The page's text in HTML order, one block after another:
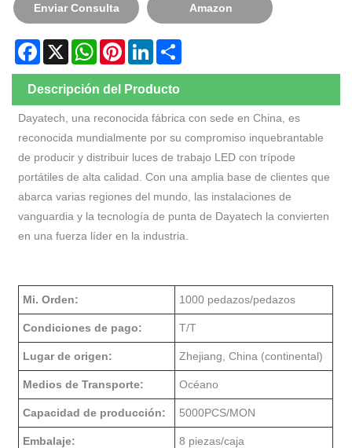
Enviar Consulta Amazon
Facebook
X WhatsApp
PinterestLinkedIn
Descripción del Producto
Dayatech, una reconocida fábrica con sede en China, es
reconocida mundialmente por su compromiso inquebrantable
de producir y distribuir luces de trabajo LED con trípode
portátiles de alta calidad. Con una amplia base de clientes que
abarca varias regiones del mundo, las instalaciones de
vanguardia y la tecnología de punta de Dayatech la convierten
en una fuerza líder en la industria.
Mi. Orden: 1000 pedazos/pedazos
Condiciones de pago: T/T
Lugar de origen: Zhejiang, China (continental)
Medios de Transporte: Océano
Capacidad de producción: 5000PCS/MON
Embalaje: 8 piezas/caja